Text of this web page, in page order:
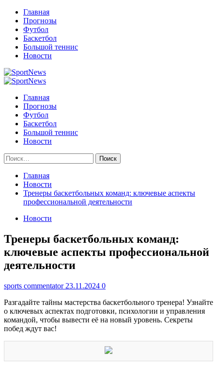
Перейти
содержимому
Главная
Прогнозы
Футбол
Баскетбол
Большой теннис
Новости
Primary
Главная
Прогнозы
Футбол
Баскетбол
Большой теннис
Новости
Найти:
Главная
Новости
Тренеры баскетбольных команд: ключевые аспекты
профессиональной деятельности
Новости
Тренеры баскетбольных команд:
ключевые аспекты профессиональной
деятельности
sports commentator 23.11.2024 0
Разгадайте тайны мастерства баскетбольного тренера! Узнайте
о ключевых аспектах подготовки, психологии и управления
командой, чтобы вывести её на новый уровень. Секреты
побед ждут вас!